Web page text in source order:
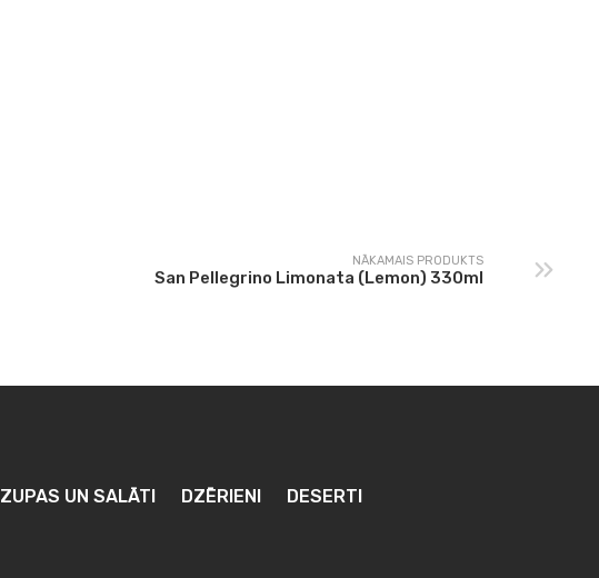
NĀKAMAIS PRODUKTS
San Pellegrino Limonata (Lemon) 330ml
ZUPAS UN SALĀTI DZĒRIENI DESERTI